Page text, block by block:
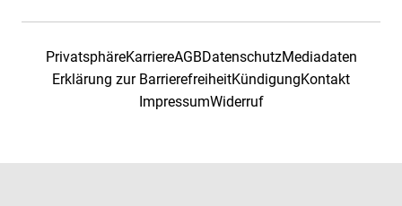
PrivatsphäreKarriereAGBDatenschutzMediadaten
Erklärung zur BarrierefreiheitKündigungKontakt
ImpressumWiderruf